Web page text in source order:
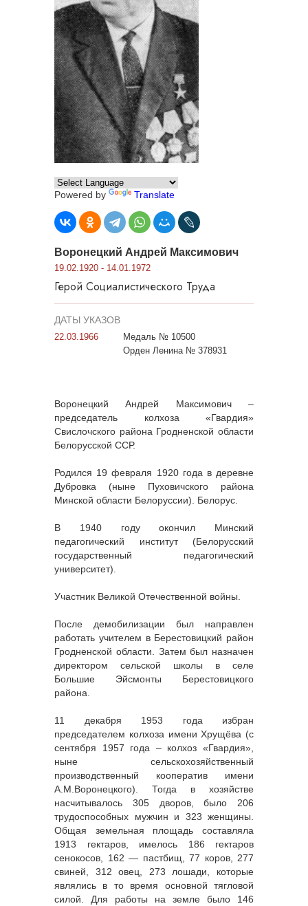
Powered by Translate
Воронецкий Андрей Максимович
19.02.1920 - 14.01.1972
Герой Социалистического Труда
ДАТЫ УКАЗОВ
22.03.1966
Медаль № 10500
Орден Ленина № 378931
Воронецкий Андрей Максимович –
председатель колхоза «Гвардия»
Свислочского района Гродненской области
Белорусской ССР.
Родился 19 февраля 1920 года в деревне
Дубровка (ныне Пуховичского района
Минской области Белоруссии). Белорус.
В 1940 году окончил Минский
педагогический институт (Белорусский
государственный педагогический
университет).
Участник Великой Отечественной войны.
После демобилизации был направлен
работать учителем в Берестовицкий район
Гродненской области. Затем был назначен
директором сельской школы в селе
Большие Эйсмонты Берестовицкого
района.
11 декабря 1953 года избран
председателем колхоза имени Хрущёва (с
сентября 1957 года – колхоз «Гвардия»,
ныне сельскохозяйственный
производственный кооператив имени
А.М.Воронецкого). Тогда в хозяйстве
насчитывалось 305 дворов, было 206
трудоспособных мужчин и 323 женщины.
Общая земельная площадь составляла
1913 гектаров, имелось 186 гектаров
сенокосов, 162 — пастбищ, 77 коров, 277
свиней, 312 овец, 273 лошади, которые
являлись в то время основной тягловой
силой. Для работы на земле было 146